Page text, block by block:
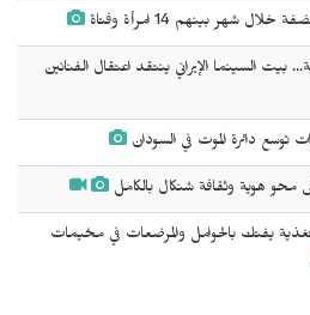
بيت السينما الإيراني ينتقد اعتقال الفنانين
هوية وثقافة شنكال بالكامل
يفتك بالحوامل والمرضعات في مخيمات